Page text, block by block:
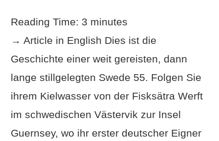
VIEW POST
Reading Time: 3 minutes
→ Article in English Dies ist die
Geschichte einer weit gereisten, dann
lange stillgelegten Swede 55. Folgen Sie
ihrem Kielwasser von der Fisksätra Werft
im schwedischen Västervik zur Insel
Guernsey, wo ihr erster deutscher Eigner